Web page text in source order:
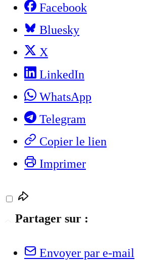
Facebook
Bluesky
X
LinkedIn
WhatsApp
Telegram
Copier le lien
Imprimer
Partager sur :
Envoyer par e-mail